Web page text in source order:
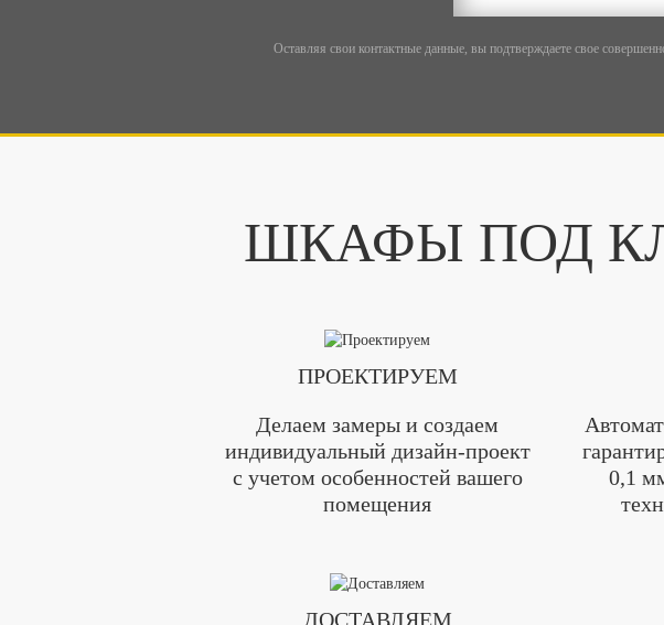
Оставляя свои контактные данные, вы подтверждаете свое
ШКАФЫ ПОД
ПРОЕКТИРУЕМ
Делаем замеры и создаем
индивидуальный дизайн-проект
с учетом особенностей вашего
помещения
0,1
ДОСТАВЛЯЕМ